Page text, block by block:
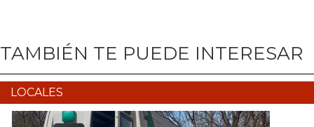
TAMBIÉN TE PUEDE INTERESAR
LOCALES